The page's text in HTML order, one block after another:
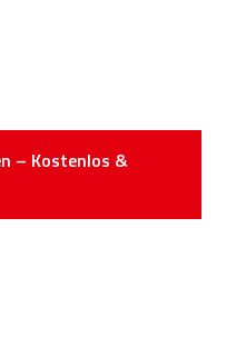
– Kostenlos &